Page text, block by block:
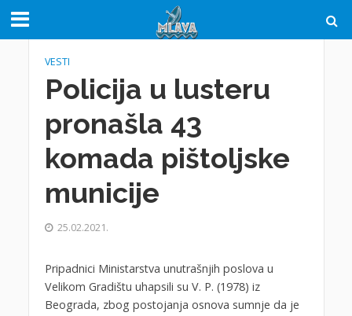
VESTI
Policija u lusteru
pronašla 43
komada pištoljske
municije
25.02.2021.
Pripadnici Ministarstva unutrašnjih poslova u
Velikom Gradištu uhapsili su V. P. (1978) iz
Beograda, zbog postojanja osnova sumnje da je